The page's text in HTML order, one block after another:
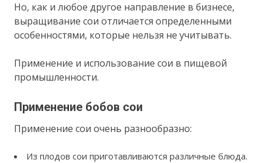
Но, как и любое другое направление в бизнесе,
выращивание сои отличается определенными
особенностями, которые нельзя не учитывать.
Применение и использование сои в пищевой
промышленности.
Применение бобов сои
Применение сои очень разнообразно:
Из плодов сои приготавливаются различные блюда.